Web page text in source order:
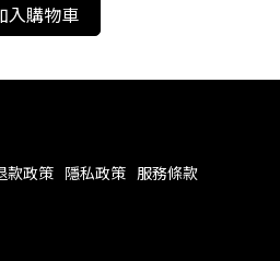
入購物車
款政策 隱私政策 服務條款